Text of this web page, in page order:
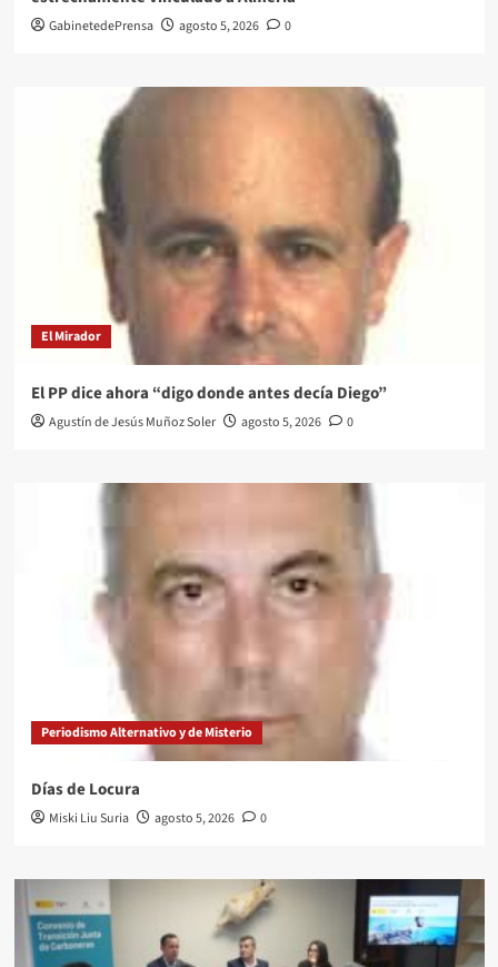
GabinetedePrensa agosto 5, 2026 0
El Mirador
El PP dice ahora “digo donde antes decía Diego”
Agustín de Jesús Muñoz Soler agosto 5, 2026 0
Periodismo Alternativo y de Misterio
Días de Locura
Miski Liu Suria agosto 5, 2026 0